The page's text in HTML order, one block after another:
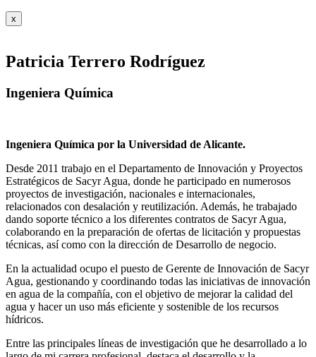
x
Patricia Terrero Rodríguez
Ingeniera Química
Ingeniera Química por la Universidad de Alicante.
Desde 2011 trabajo en el Departamento de Innovación y Proyectos
Estratégicos de Sacyr Agua, donde he participado en numerosos
proyectos de investigación, nacionales e internacionales,
relacionados con desalación y reutilización. Además, he trabajado
dando soporte técnico a los diferentes contratos de Sacyr Agua,
colaborando en la preparación de ofertas de licitación y propuestas
técnicas, así como con la dirección de Desarrollo de negocio.
En la actualidad ocupo el puesto de Gerente de Innovación de Sacyr
Agua, gestionando y coordinando todas las iniciativas de innovación
en agua de la compañía, con el objetivo de mejorar la calidad del
agua y hacer un uso más eficiente y sostenible de los recursos
hídricos.
Entre las principales líneas de investigación que he desarrollado a lo